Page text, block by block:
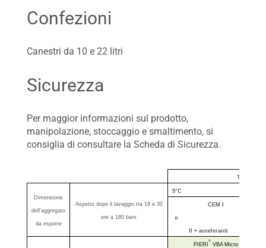
Confezioni
Canestri da 10 e 22 litri
Sicurezza
Per maggior informazioni sul prodotto,
manipolazione, stoccaggio e smaltimento, si
consiglia di consultare la Scheda di Sicurezza.
Dimensione
dell’aggregato
da esporre
Aspetto dopo il lavaggio tra 18 e 30
ore a 180 bars
5°C
CEM I
o CEM
II + acceleranti
PIERI
®
VBA Micro